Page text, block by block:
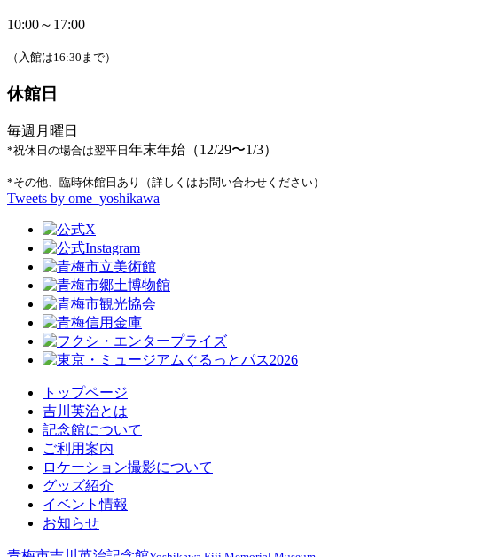
10:00～17:00
（入館は16:30まで）
休館日
毎週月曜日
*祝休日の場合は翌平日 年末年始（12/29〜1/3）
*その他、臨時休館日あり（詳しくはお問い合わせください）
Tweets by ome_yoshikawa
トップページ
吉川英治とは
記念館について
ご利用案内
ロケーション撮影について
グッズ紹介
イベント情報
お知らせ